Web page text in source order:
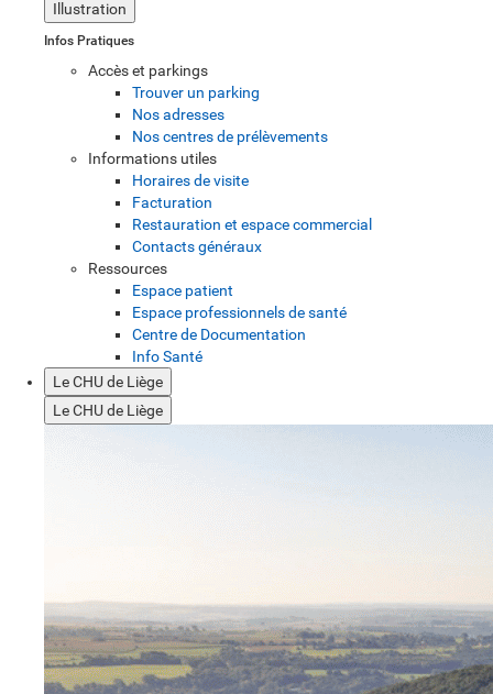
Illustration
Infos Pratiques
Accès et parkings
Trouver un parking
Nos adresses
Nos centres de prélèvements
Informations utiles
Horaires de visite
Facturation
Restauration et espace commercial
Contacts généraux
Ressources
Espace patient
Espace professionnels de santé
Centre de Documentation
Info Santé
Le CHU de Liège
Le CHU de Liège